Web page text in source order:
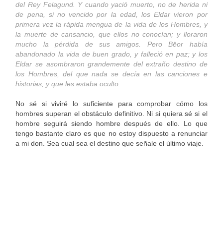
del Rey Felagund. Y cuando yació muerto, no de herida ni
de pena, si no vencido por la edad, los Eldar vieron por
primera vez la rápida mengua de la vida de los Hombres, y
la muerte de cansancio, que ellos no conocían; y lloraron
mucho la pérdida de sus amigos. Pero Bëor había
abandonado la vida de buen grado, y falleció en paz; y los
Eldar se asombraron grandemente del extraño destino de
los Hombres, del que nada se decía en las canciones e
historias, y que les estaba oculto.
No sé si viviré lo suficiente para comprobar cómo los
hombres superan el obstáculo definitivo. Ni si quiera sé si el
hombre seguirá siendo hombre después de ello. Lo que
tengo bastante claro es que no estoy dispuesto a renunciar
a mi don. Sea cual sea el destino que señale el último viaje.